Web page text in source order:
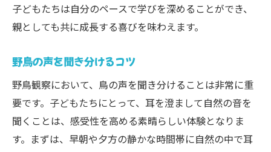
子どもたちは自分のペースで学びを深めることができ、
親としても共に成長する喜びを味わえます。
野鳥の声を聞き分けるコツ
野鳥観察において、鳥の声を聞き分けることは非常に重
要です。子どもたちにとって、耳を澄まして自然の音を
聞くことは、感受性を高める素晴らしい体験となりま
す。まずは、早朝や夕方の静かな時間帯に自然の中で耳